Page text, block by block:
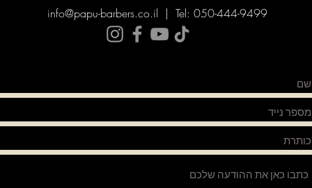
info@papu-barbers.co.il | Tel: 050-444-9499